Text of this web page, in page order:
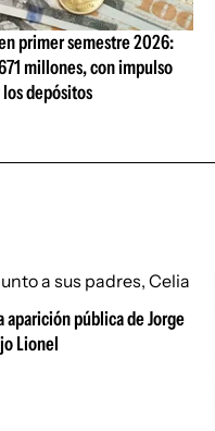
primer semestre 2026:
millones, con impulso
depósitos
aparición pública de Jorge
Lionel